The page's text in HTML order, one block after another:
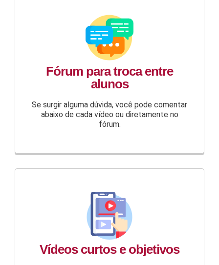
Fórum para troca entre
alunos
Se surgir alguma dúvida, você pode comentar
abaixo de cada vídeo ou diretamente no
fórum.
Vídeos curtos e objetivos